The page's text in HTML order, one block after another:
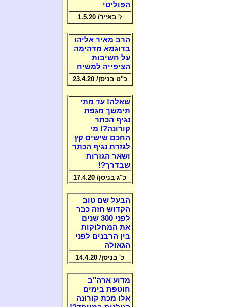
הפוליטי
ז' באייר/ 1.5.20
הרב מאיר אליהו
בדוגמא מדהימה
על חשיבות
הציפייה למשיח
כ"ט בניסן/ 23.4.20
שאלה! עד מתי
תימשך מגפת
נגיף הכתר
קורונה?! מי
החכם שישים קץ
לגזרת נגיף הכתר
ושאר הגזרות
שבדרך?!
כ"ג בניסן/ 17.4.20
הבעל שם טוב
הקדוש חזה כבר
לפני 300 שנים
את המחלוקות
בין הרבנים לפני
הגאולה
כ' בניסן/ 14.4.20
מדוע ארה"ב
חוטפת בימים
אלו מכת קורונה